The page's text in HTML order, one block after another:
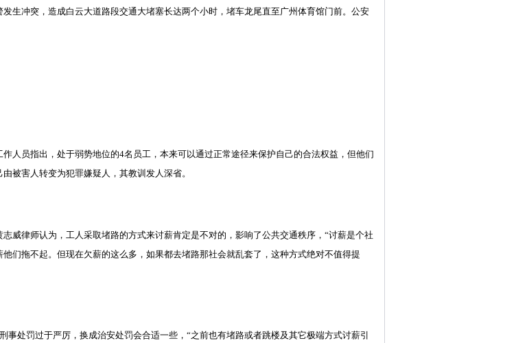
冲突，造成白云大道路段交通大堵塞长达两个小时，堵车龙尾直至广州体育馆门前。公安
员指出，处于弱势地位的4名员工，本来可以通过正常途径来保护自己的合法权益，但他们
被害人转变为犯罪嫌疑人，其教训发人深省。
律师认为，工人采取堵路的方式来讨薪肯定是不对的，影响了公共交通秩序，“讨薪是个社
们拖不起。但现在欠薪的这么多，如果都去堵路那社会就乱套了，这种方式绝对不值得提
罚过于严厉，换成治安处罚会合适一些，“之前也有堵路或者跳楼及其它极端方式讨薪引